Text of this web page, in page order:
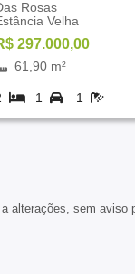
Rosas
Velha
297.000,00
61,90 m²
1 1
alterações, sem aviso